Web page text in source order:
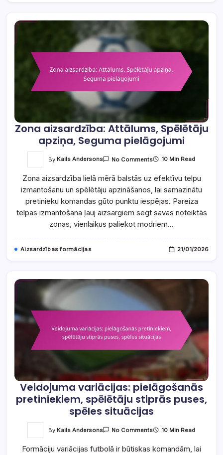
Zona aizsardzība: Attālums, Spēlētāju
apziņa, Seguma pielāgojumi
By Kails Andersons No CommentsOn
Attālums,
Apziņa,
Seguma
Pielāgojumi
10 Min Read
Zona aizsardzība lielā mērā balstās uz efektīvu telpu
izmantošanu un spēlētāju apzināšanos, lai samazinātu
pretinieku komandas gūto punktu iespējas. Pareiza
telpas izmantošana ļauj aizsargiem segt savas noteiktās
zonas, vienlaikus paliekot modriem…
Aizsardzības formācijas 21/01/2026
Veidojuma variācijas: pielāgošanās
pretiniekiem, spēlētāju stiprās puses,
spēles situācijas
By Kails Andersons No CommentsOn
Pielāgošanās
10 Min Read
Formāciju variācijas futbolā ir būtiskas komandām, lai